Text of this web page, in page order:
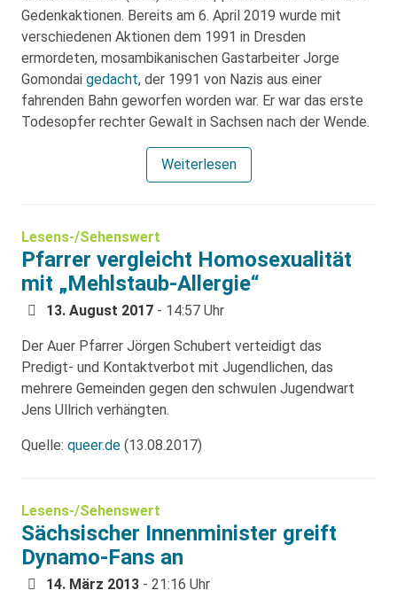
Gedenkaktionen. Bereits am 6. April 2019 wurde mit
verschiedenen Aktionen dem 1991 in Dresden
ermordeten, mosambikanischen Gastarbeiter Jorge
Gomondai gedacht, der 1991 von Nazis aus einer
fahrenden Bahn geworfen worden war. Er war das erste
Todesopfer rechter Gewalt in Sachsen nach der Wende.
Weiterlesen
Lesens-/Sehenswert
Pfarrer vergleicht Homosexualität
mit „Mehlstaub-Allergie“
13. August 2017 - 14:57 Uhr
Der Auer Pfarrer Jörgen Schubert verteidigt das
Predigt- und Kontaktverbot mit Jugendlichen, das
mehrere Gemeinden gegen den schwulen Jugendwart
Jens Ullrich verhängten.
Quelle: queer.de (13.08.2017)
Lesens-/Sehenswert
Sächsischer Innenminister greift
Dynamo-Fans an
14. März 2013 - 21:16 Uhr